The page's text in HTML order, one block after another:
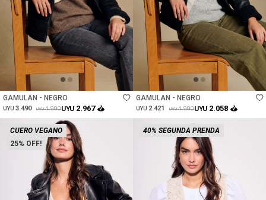
Talle
GAMULÁN - NEGRO
UYU 3.490 UYU 4.990UYU 2.967
Talle
GAMULAN - NEGRO
UYU 2.421 UYU 4.990UYU 2.058
25
CUERO VEGANO 40% SEGUNDA PRENDA